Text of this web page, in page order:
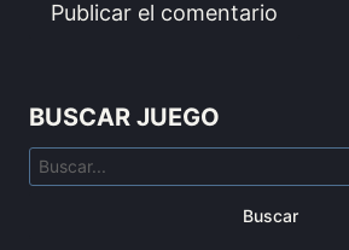
BUSCAR JUEGO
Buscar